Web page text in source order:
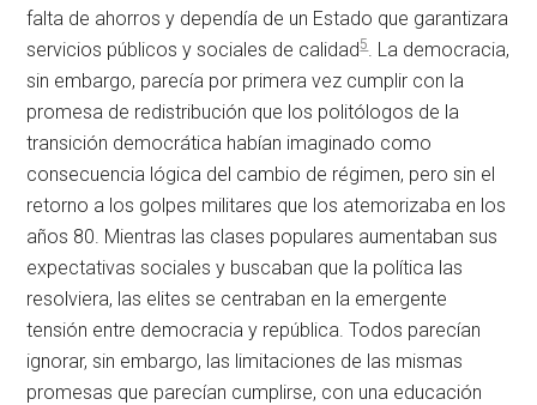
falta de ahorros y dependía de un Estado que garantizara
servicios públicos y sociales de calidad5. La democracia,
sin embargo, parecía por primera vez cumplir con la
promesa de redistribución que los politólogos de la
transición democrática habían imaginado como
consecuencia lógica del cambio de régimen, pero sin el
retorno a los golpes militares que los atemorizaba en los
años 80. Mientras las clases populares aumentaban sus
expectativas sociales y buscaban que la política las
resolviera, las elites se centraban en la emergente
tensión entre democracia y república. Todos parecían
ignorar, sin embargo, las limitaciones de las mismas
promesas que parecían cumplirse, con una educación